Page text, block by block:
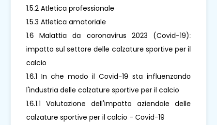
1.5.2 Atletica professionale
1.5.3 Atletica amatoriale
1.6 Malattia da coronavirus 2023 (Covid-19):
impatto sul settore delle calzature sportive per il
calcio
1.6.1 In che modo il Covid-19 sta influenzando
l'industria delle calzature sportive per il calcio
1.6.1.1 Valutazione dell'impatto aziendale delle
calzature sportive per il calcio - Covid-19